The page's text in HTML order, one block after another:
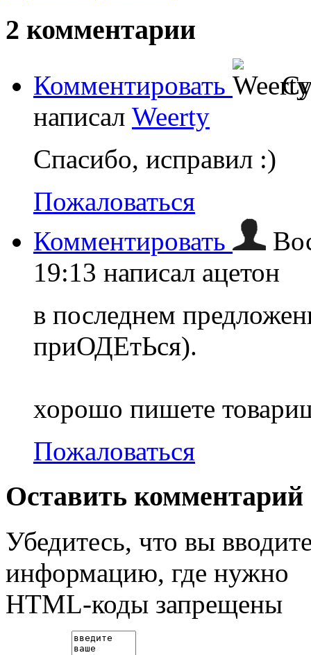
2 комментарии
Комментировать
написал Weerty
Спасибо, исправил :)
Пожаловаться
Комментировать
19:13 написал ацетон
в последнем
приОДЕтЬся).
хорошо пишете
Пожаловаться
Оставить комментарий
Убедитесь, что вы
информацию, где нужно
HTML-коды запрещены